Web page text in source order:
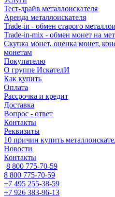
Тест-драйв металлоискателя
Аренда металлоискателя
Trade-in - обмен старого
Trade-in-mix - обмен монет на
Скупка монет, оценка монет,
монетам
Покупателю
О группе ИскателИ
Как купить
Оплата
Рассрочка и кредит
Доставка
Вопрос - ответ
Контакты
Реквизиты
10 причин купить
Новости
Контакты
8 800 775-70-59
8 800 775-70-59
+7 495 255-38-59
+7 926 383-96-13